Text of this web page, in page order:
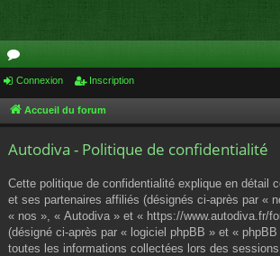
or
u
Connexion Inscription
Accueil du forum
Autodiva - Politique de confidentialité
Cette politique de confidentialité explique en détail
et ses partenaires affiliés (désignés ci-après par «
« nos », « Autodiva » et « https://www.autodiva.fr/
(désigné ci-après par « logiciel phpBB » et «
toutes les informations collectées lors des